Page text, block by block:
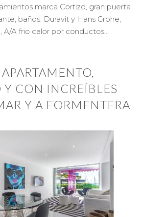
marca Cortizo, gran puerta
baños: Duravit y Hans Grohe,
A/A frio calor por conductos…
CON INCREÍBLES
Y A FORMENTERA